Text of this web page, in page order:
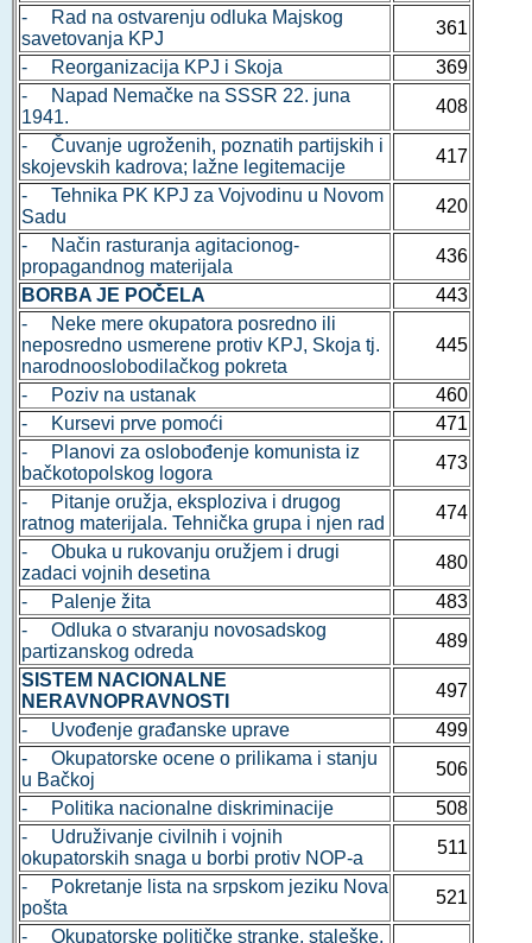
- Rad na ostvarenju odluka Majskog
savetovanja KPJ
361
- Reorganizacija KPJ i Skoja
369
- Napad Nemačke na SSSR 22. juna
1941.
408
- Čuvanje ugroženih, poznatih partijskih i
skojevskih kadrova; lažne legitemacije
417
- Tehnika PK KPJ za Vojvodinu u Novom
Sadu
420
- Način rasturanja agitacionog-
propagandnog materijala
436
BORBA JE POČELA
443
- Neke mere okupatora posredno ili
neposredno usmerene protiv KPJ, Skoja tj.
narodnooslobodilačkog pokreta
445
- Poziv na ustanak
460
- Kursevi prve pomoći
471
- Planovi za oslobođenje komunista iz
bačkotopolskog logora
473
- Pitanje oružja, eksploziva i drugog
ratnog materijala. Tehnička grupa i njen rad
474
- Obuka u rukovanju oružjem i drugi
zadaci vojnih desetina
480
- Palenje žita
483
- Odluka o stvaranju novosadskog
partizanskog odreda
489
SISTEM NACIONALNE
NERAVNOPRAVNOSTI
497
- Uvođenje građanske uprave
499
- Okupatorske ocene o prilikama i stanju
u Bačkoj
506
- Politika nacionalne diskriminacije
508
- Udruživanje civilnih i vojnih
okupatorskih snaga u borbi protiv NOP-a
511
- Pokretanje lista na srpskom jeziku Nova
pošta
521
- Okupatorske političke stranke, staleške,